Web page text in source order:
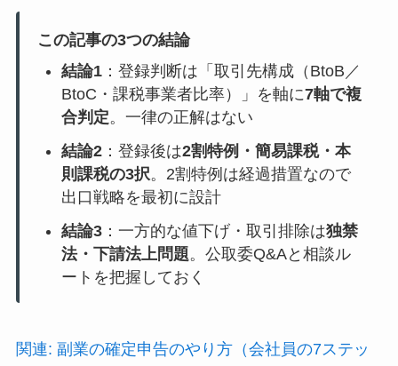
この記事の3つの結論
結論1：登録判断は「取引先構成（BtoB／
BtoC・課税事業者比率）」を軸に7軸で複
合判定。一律の正解はない
結論2：登録後は2割特例・簡易課税・本
則課税の3択。2割特例は経過措置なので
出口戦略を最初に設計
結論3：一方的な値下げ・取引排除は独禁
法・下請法上問題。公取委Q&Aと相談ル
ートを把握しておく
関連: 副業の確定申告のやり方（会社員の7ステッ